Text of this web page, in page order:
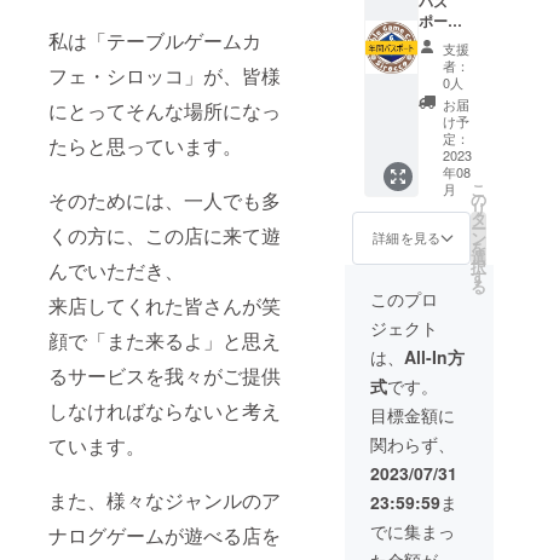
私は「テーブルゲームカ
フェ・シロッコ」が、皆様
にとってそんな場所になっ
たらと思っています。
そのためには、一人でも多
くの方に、この店に来て遊
んでいただき、
来店してくれた皆さんが笑
顔で「また来るよ」と思え
るサービスを我々がご提供
しなければならないと考え
ています。
また、様々なジャンルのア
ナログゲームが遊べる店を
いただ
いた皆
様が、
来店の
際より
楽し
く、快
適に当
施設で
過ごし
ていた
よう
に、備
のご記
入をお
願いい
たしま
す。 ・
当店で
遊べた
ら嬉し
いゲー
ムタイ
トル、
（TRPG
、ボド
ゲ、マ
援後、
郵送で
お手元
にお送
りいた
しま
す。届
いたパ
スポー
トには
ご利用
載され
ていま
利用
月は、
ご利用
になる
初のご
来店時
に記述
いたし
ますの
で、日
付を記
載しな
いよう
15,000
円にて
ご提供
いたし
ます。
【注意
事項】
ご支
援後、
郵送で
お手元
にお送
りいた
いたパ
トには
ご利用
月は記
載され
ていま
せん。
利用
月は、
になる
月の最
初のご
日終日
（11～
23時）
のテー
ブル使
用料
（4,000
円）
が、５
回分の
お値段
で６回
な回数
券で
す。
→クラ
ウド
ファン
ディン
グで
は、さ
らにお
得に、
16,000
円（４
回分の
業日
（水～
金、13
時～23
時まで
営業）
・
休日営
業日
（土日
祝、11
時～23
時まで
営業）
（通常
月・火
曜は定
休日で
すが、
祝日の
場合休
日営業
日にな
りま
す。そ
の場合
本パス
ポー
ト】
1年
間、い
つご来
店いた
だいて
も、当
施設を
自由に
ご利用
できる
パス
ポート
です。
毎
日のよ
うに当
店に
通って
くださ
る方の
ため
の、
ゴール
ドカー
ド、お
持ちの
支援
者：
0人
お届
け予
定：
2023
年08
月
詳細を見る
こ
の
リ
タ
ー
ン
を
選
択
す
る
このプロ
ジェクト
は、 All-In方
式です。
目標金額に
関わらず、
2023/07/31
23:59:59ま
でに集まっ